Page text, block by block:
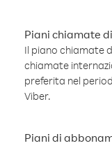
Piani chiamate
Il piano chiamate
chiamate
preferita nel
Viber.
Piani di